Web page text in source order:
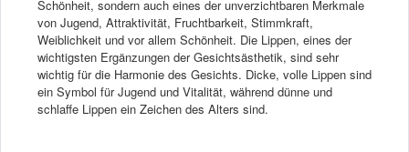
Schönheit, sondern auch eines der unverzichtbaren Merkmale
von Jugend, Attraktivität, Fruchtbarkeit, Stimmkraft,
Weiblichkeit und vor allem Schönheit. Die Lippen, eines der
wichtigsten Ergänzungen der Gesichtsästhetik, sind sehr
wichtig für die Harmonie des Gesichts. Dicke, volle Lippen sind
ein Symbol für Jugend und Vitalität, während dünne und
schlaffe Lippen ein Zeichen des Alters sind.